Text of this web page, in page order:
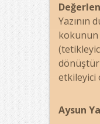
Yazının
kokunun
etkileyici
Aysun